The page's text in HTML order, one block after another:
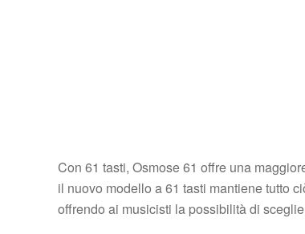
Con 61 tasti, Osmose 61 offre una
il nuovo modello a 61 tasti mantiene tutto
offrendo ai musicisti la possibilità di